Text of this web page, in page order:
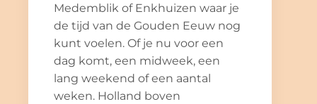
Medemblik of Enkhuizen waar je
de tijd van de Gouden Eeuw nog
kunt voelen. Of je nu voor een
dag komt, een midweek, een
lang weekend of een aantal
weken. Holland boven